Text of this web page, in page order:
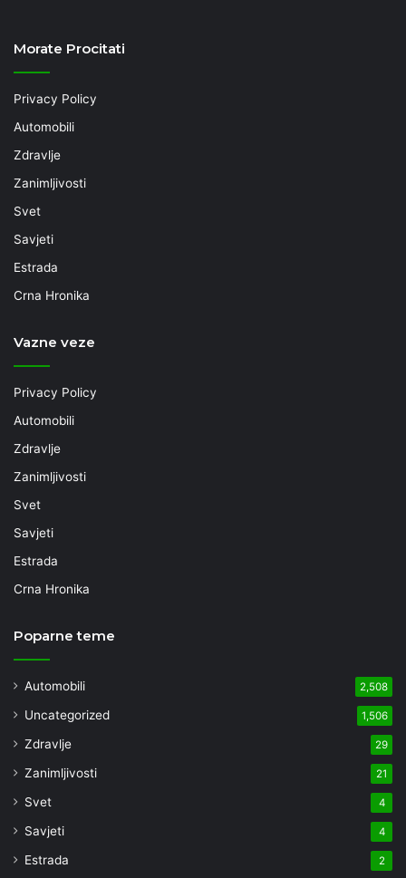
Morate Procitati
Privacy Policy
Automobili
Zdravlje
Zanimljivosti
Svet
Savjeti
Estrada
Crna Hronika
Vazne veze
Privacy Policy
Automobili
Zdravlje
Zanimljivosti
Svet
Savjeti
Estrada
Crna Hronika
Poparne teme
Automobili 2,508
Uncategorized 1,506
Zdravlje 29
Zanimljivosti 21
Svet 4
Savjeti 4
Estrada 2